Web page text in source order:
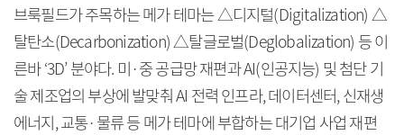
브룩필드가 주목하는 메가 테마는 △디지털(Digitalization) △
탈탄소(Decarbonization) △탈글로벌(Deglobalization) 등 이
른바 ‘3D’ 분야다. 미·중 공급망 재편과 AI(인공지능) 및 첨단 기
술 제조업의 부상에 발맞춰 AI 전력 인프라, 데이터센터, 신재생
에너지, 교통·물류 등 메가 테마에 부합하는 대기업 사업 재편